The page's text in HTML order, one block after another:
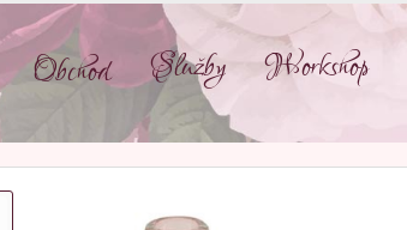
Obchod Služby Workshop